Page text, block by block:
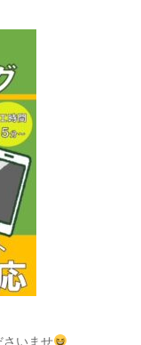
さいませ